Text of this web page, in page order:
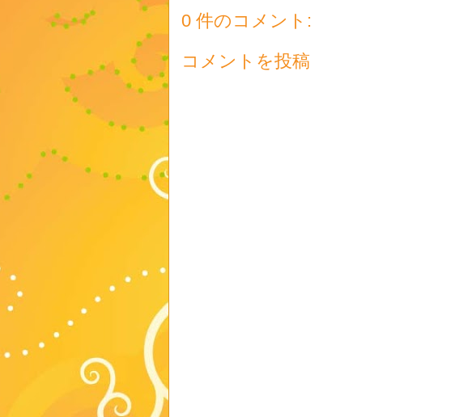
0 件のコメント:
コメントを投稿